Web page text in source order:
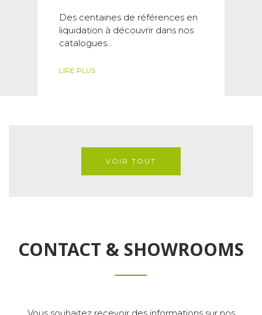
Des centaines de références en
liquidation à découvrir dans nos
catalogues...
LIRE PLUS
VOIR TOUT
CONTACT & SHOWROOMS